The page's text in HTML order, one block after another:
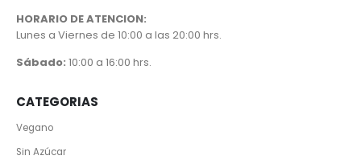
HORARIO DE ATENCION:
Lunes a Viernes de 10:00 a las 20:00 hrs.
Sábado: 10:00 a 16:00 hrs.
CATEGORIAS
Vegano
Sin Azúcar